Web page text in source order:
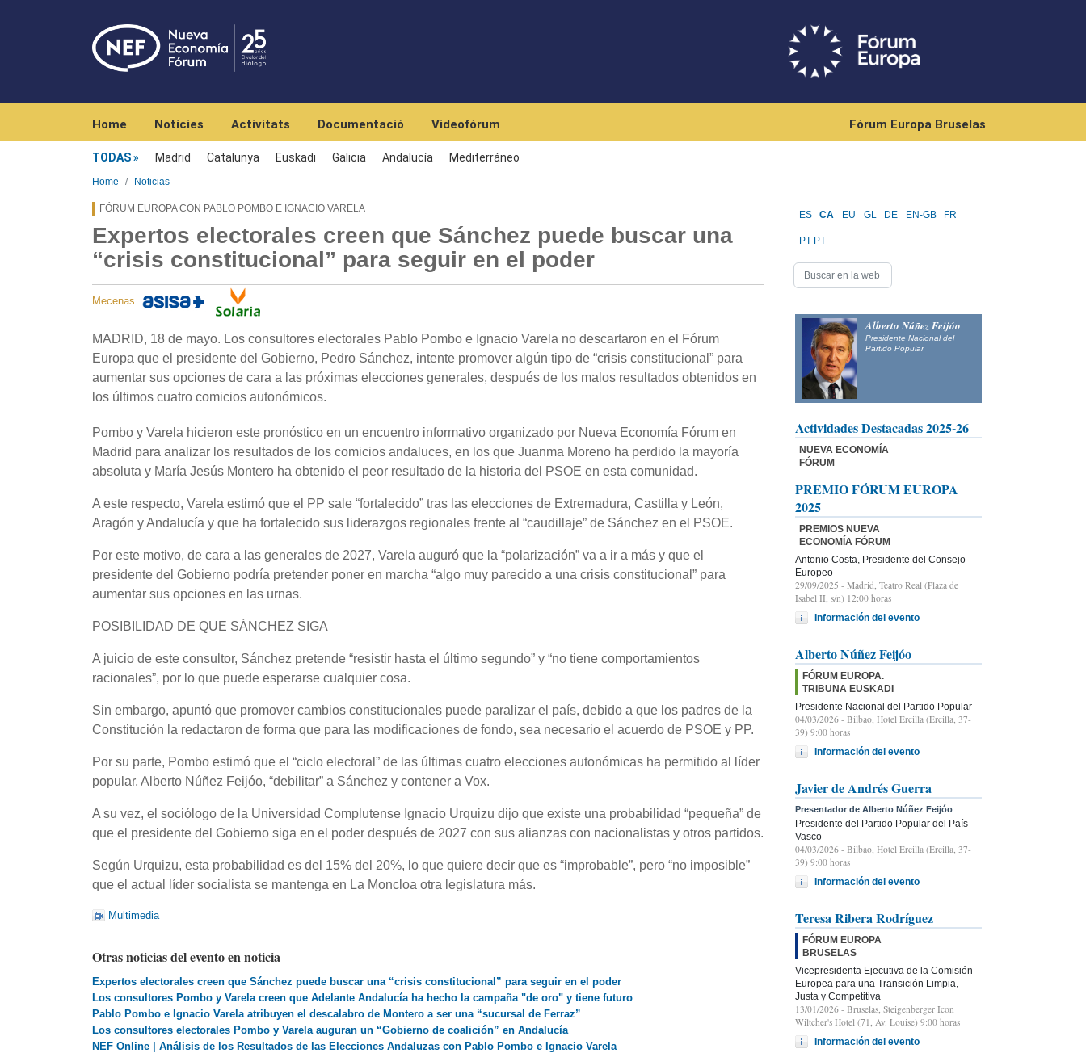
Home Notícies Activitats Documentació Videofórum Fórum Europa Bruselas
TODAS Madrid Catalunya Euskadi Galicia Andalucía Mediterráneo
Home Noticias
FÓRUM EUROPA CON PABLO POMBO E IGNACIO VARELA
Expertos electorales creen que Sánchez puede buscar una
“crisis constitucional” para seguir en el poder
Mecenas
MADRID, 18 de mayo. Los consultores electorales Pablo Pombo e Ignacio Varela no descartaron en el Fórum
Europa que el presidente del Gobierno, Pedro Sánchez, intente promover algún tipo de “crisis constitucional” para
aumentar sus opciones de cara a las próximas elecciones generales, después de los malos resultados obtenidos en
los últimos cuatro comicios autonómicos.
Pombo y Varela hicieron este pronóstico en un encuentro informativo organizado por Nueva Economía Fórum en
Madrid para analizar los resultados de los comicios andaluces, en los que Juanma Moreno ha perdido la mayoría
absoluta y María Jesús Montero ha obtenido el peor resultado de la historia del PSOE en esta comunidad.
A este respecto, Varela estimó que el PP sale “fortalecido” tras las elecciones de Extremadura, Castilla y León,
Aragón y Andalucía y que ha fortalecido sus liderazgos regionales frente al “caudillaje” de Sánchez en el PSOE.
Por este motivo, de cara a las generales de 2027, Varela auguró que la “polarización” va a ir a más y que el
presidente del Gobierno podría pretender poner en marcha “algo muy parecido a una crisis constitucional” para
aumentar sus opciones en las urnas.
POSIBILIDAD DE QUE SÁNCHEZ SIGA
A juicio de este consultor, Sánchez pretende “resistir hasta el último segundo” y “no tiene comportamientos
racionales”, por lo que puede esperarse cualquier cosa.
Sin embargo, apuntó que promover cambios constitucionales puede paralizar el país, debido a que los padres de la
Constitución la redactaron de forma que para las modificaciones de fondo, sea necesario el acuerdo de PSOE y PP.
Por su parte, Pombo estimó que el “ciclo electoral” de las últimas cuatro elecciones autonómicas ha permitido al líder
popular, Alberto Núñez Feijóo, “debilitar” a Sánchez y contener a Vox.
A su vez, el sociólogo de la Universidad Complutense Ignacio Urquizu dijo que existe una probabilidad “pequeña” de
que el presidente del Gobierno siga en el poder después de 2027 con sus alianzas con nacionalistas y otros partidos.
Según Urquizu, esta probabilidad es del 15% del 20%, lo que quiere decir que es “improbable”, pero “no imposible”
que el actual líder socialista se mantenga en La Moncloa otra legislatura más.
Multimedia
Otras noticias del evento en noticia
Expertos electorales creen que Sánchez puede buscar una “crisis constitucional” para seguir en el poder
Los consultores Pombo y Varela creen que Adelante Andalucía ha hecho la campaña "de oro" y tiene futuro
Pablo Pombo e Ignacio Varela atribuyen el descalabro de Montero a ser una “sucursal de Ferraz”
Los consultores electorales Pombo y Varela auguran un “Gobierno de coalición” en Andalucía
NEF Online | Análisis de los Resultados de las Elecciones Andaluzas con Pablo Pombo e Ignacio Varela
ES CA EU GL DE EN-GB FR
PT-PT
Alberto Núñez Feijóo
Presidente Nacional del
Partido Popular
Actividades Destacadas 2025-26
NUEVA ECONOMÍA
FÓRUM
PREMIO FÓRUM EUROPA
2025
PREMIOS NUEVA
ECONOMÍA FÓRUM
Antonio Costa, Presidente del Consejo
Europeo
29/09/2025 - Madrid, Teatro Real (Plaza de
Isabel II, s/n) 12:00 horas
Información del evento
Alberto Núñez Feijóo
FÓRUM EUROPA.
TRIBUNA EUSKADI
Presidente Nacional del Partido Popular
04/03/2026 - Bilbao, Hotel Ercilla (Ercilla, 37-
39) 9:00 horas
Información del evento
Javier de Andrés Guerra
Presentador de Alberto Núñez Feijóo
Presidente del Partido Popular del País
Vasco
04/03/2026 - Bilbao, Hotel Ercilla (Ercilla, 37-
39) 9:00 horas
Información del evento
Teresa Ribera Rodríguez
FÓRUM EUROPA
BRUSELAS
Vicepresidenta Ejecutiva de la Comisión
Europea para una Transición Limpia,
Justa y Competitiva
13/01/2026 - Bruselas, Steigenberger Icon
Wiltcher's Hotel (71, Av. Louise) 9:00 horas
Información del evento